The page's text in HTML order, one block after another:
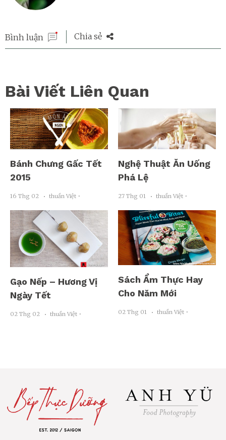
Bình luận Chia sẻ
Bài Viết Liên Quan
Bánh Chưng Gấc Tết
2015
16 Thg 02 thuần Việt ･
Nghệ Thuật Ăn Uống
Phá Lệ
27 Thg 01 thuần Việt ･
Gạo Nếp – Hương Vị
Ngày Tết
02 Thg 02 thuần Việt ･
Sách Ẩm Thực Hay
Cho Năm Mới
02 Thg 01 thuần Việt ･